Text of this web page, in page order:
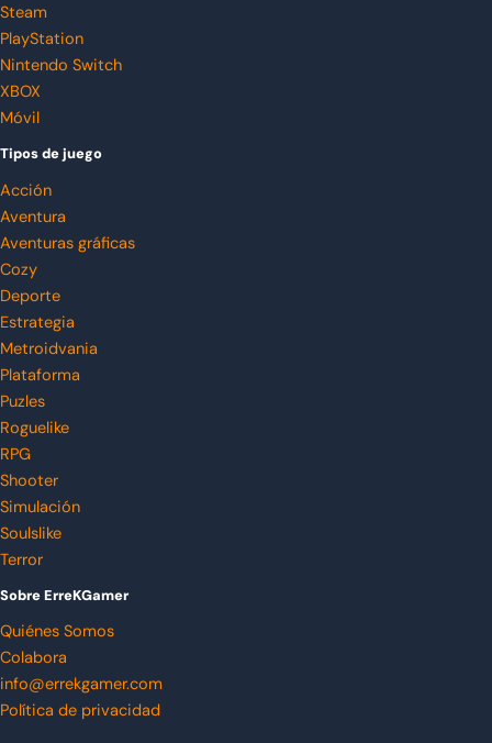
Steam
PlayStation
Nintendo Switch
XBOX
Móvil
Tipos de juego
Acción
Aventura
Aventuras gráficas
Cozy
Deporte
Estrategia
Metroidvania
Plataforma
Puzles
Roguelike
RPG
Shooter
Simulación
Soulslike
Terror
Sobre ErreKGamer
Quiénes Somos
Colabora
info@errekgamer.com
Política de privacidad